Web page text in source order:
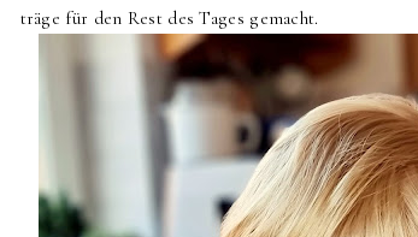
träge für den Rest des Tages gemacht.